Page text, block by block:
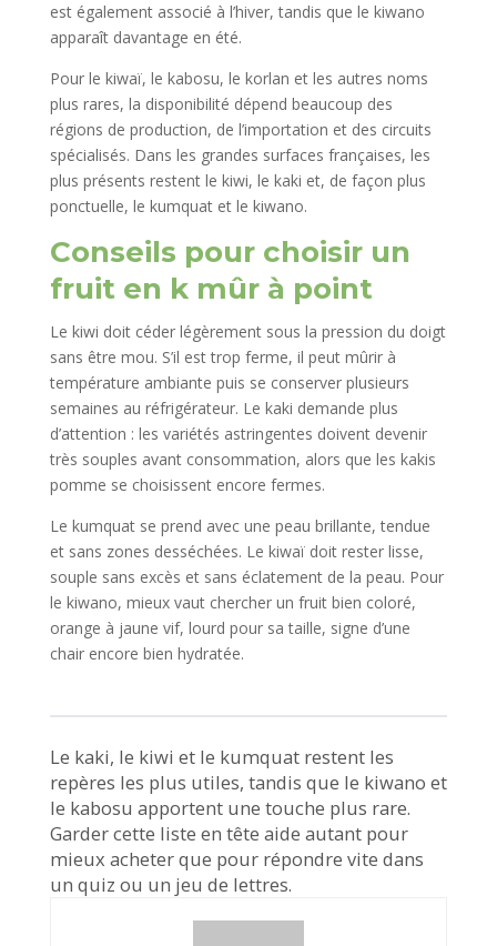
est également associé à l’hiver, tandis que le kiwano
apparaît davantage en été.
Pour le kiwaï, le kabosu, le korlan et les autres noms
plus rares, la disponibilité dépend beaucoup des
régions de production, de l’importation et des circuits
spécialisés. Dans les grandes surfaces françaises, les
plus présents restent le kiwi, le kaki et, de façon plus
ponctuelle, le kumquat et le kiwano.
Conseils pour choisir un
fruit en k mûr à point
Le kiwi doit céder légèrement sous la pression du doigt
sans être mou. S’il est trop ferme, il peut mûrir à
température ambiante puis se conserver plusieurs
semaines au réfrigérateur. Le kaki demande plus
d’attention : les variétés astringentes doivent devenir
très souples avant consommation, alors que les kakis
pomme se choisissent encore fermes.
Le kumquat se prend avec une peau brillante, tendue
et sans zones desséchées. Le kiwaï doit rester lisse,
souple sans excès et sans éclatement de la peau. Pour
le kiwano, mieux vaut chercher un fruit bien coloré,
orange à jaune vif, lourd pour sa taille, signe d’une
chair encore bien hydratée.
Le kaki, le kiwi et le kumquat restent les
repères les plus utiles, tandis que le kiwano et
le kabosu apportent une touche plus rare.
Garder cette liste en tête aide autant pour
mieux acheter que pour répondre vite dans
un quiz ou un jeu de lettres.